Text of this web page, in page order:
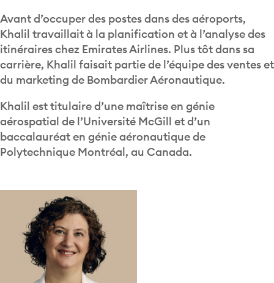
Avant d’occuper des postes dans des aéroports,
Khalil travaillait à la planification et à l’analyse des
itinéraires chez Emirates Airlines. Plus tôt dans sa
carrière, Khalil faisait partie de l’équipe des ventes et
du marketing de Bombardier Aéronautique.
Khalil est titulaire d’une maîtrise en génie
aérospatial de l’Université McGill et d’un
baccalauréat en génie aéronautique de
Polytechnique Montréal, au Canada.